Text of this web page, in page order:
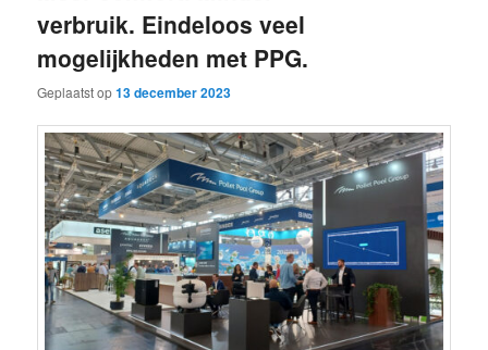
verbruik. Eindeloos veel
mogelijkheden met PPG.
Geplaatst op13 december 2023